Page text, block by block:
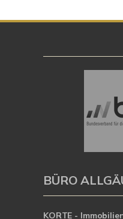
BÜRO
KORTE -